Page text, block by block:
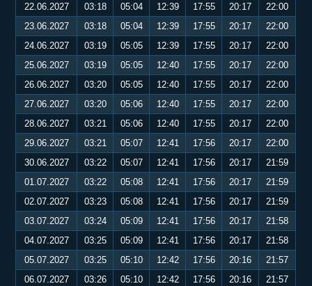
22.06.2027
03:18 05:04 12:39 17:55 20:17
22:00
23.06.2027
03:18 05:04 12:39 17:55 20:17
22:00
24.06.2027
03:19 05:05 12:39 17:55 20:17
22:00
25.06.2027
03:19 05:05 12:40 17:55 20:17
22:00
26.06.2027
03:20 05:05 12:40 17:55 20:17
22:00
27.06.2027
03:20 05:06 12:40 17:55 20:17
22:00
28.06.2027
03:21 05:06 12:40 17:55 20:17
22:00
29.06.2027
03:21 05:07 12:41 17:56 20:17
22:00
30.06.2027
03:22 05:07 12:41 17:56 20:17
21:59
01.07.2027
03:22 05:08 12:41 17:56 20:17
21:59
02.07.2027
03:23 05:08 12:41 17:56 20:17
21:59
03.07.2027
03:24 05:09 12:41 17:56 20:17
21:58
04.07.2027
03:25 05:09 12:41 17:56 20:17
21:58
05.07.2027
03:25 05:10 12:42 17:56 20:16
21:57
06.07.2027
03:26 05:10 12:42 17:56 20:16
21:57